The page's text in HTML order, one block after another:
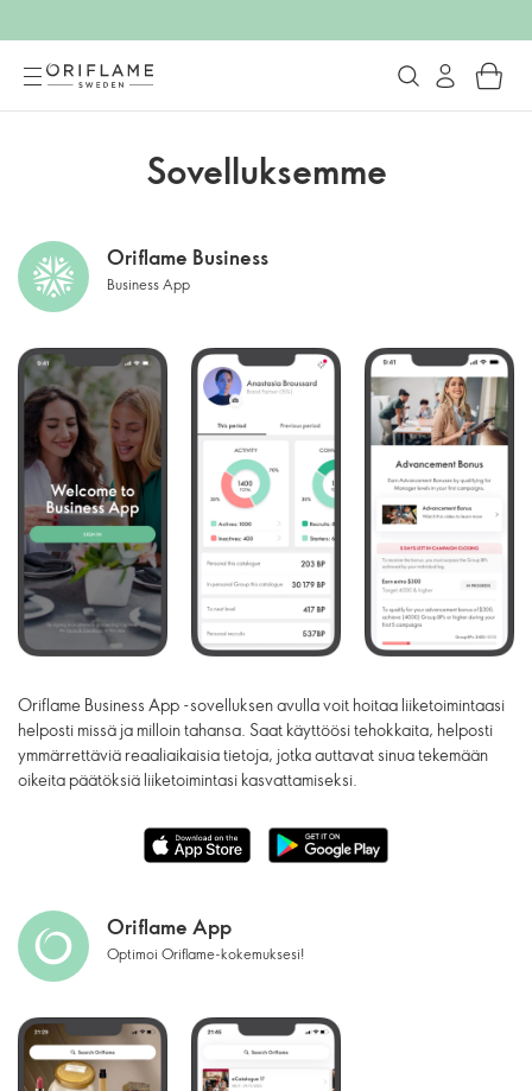
Sovelluksemme
Oriflame Business
Business App
Oriflame Business App -sovelluksen avulla voit hoitaa liiketoimintaasi
helposti missä ja milloin tahansa. Saat käyttöösi tehokkaita, helposti
ymmärrettäviä reaaliaikaisia tietoja, jotka auttavat sinua tekemään
oikeita päätöksiä liiketoimintasi kasvattamiseksi.
Oriflame App
Optimoi Oriflame-kokemuksesi!